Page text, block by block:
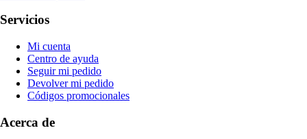
Servicios
Mi cuenta
Centro de ayuda
Seguir mi pedido
Devolver mi pedido
Códigos promocionales
Acerca de